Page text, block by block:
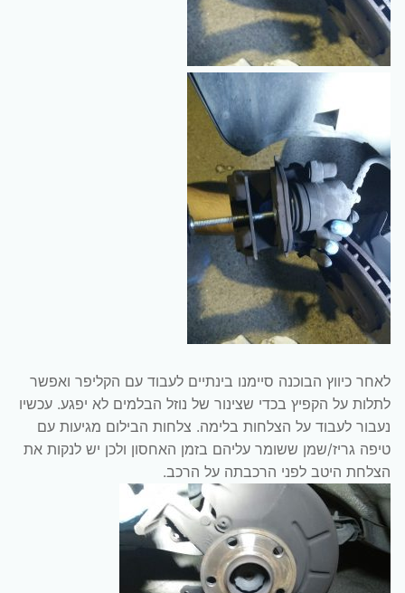
לאחר כיווץ הבוכנה סיימנו בינתיים לעבוד עם הקליפר ואפשר
לתלות על הקפיץ בכדי שצינור של נוזל הבלמים לא יפגע. עכשיו
נעבור לעבוד על הצלחות בלימה. צלחות הבילום מגיעות עם
טיפה גריז/שמן ששומר עליהם בזמן האחסון ולכן יש לנקות את
הצלחת היטב לפני הרכבתה על הרכב.